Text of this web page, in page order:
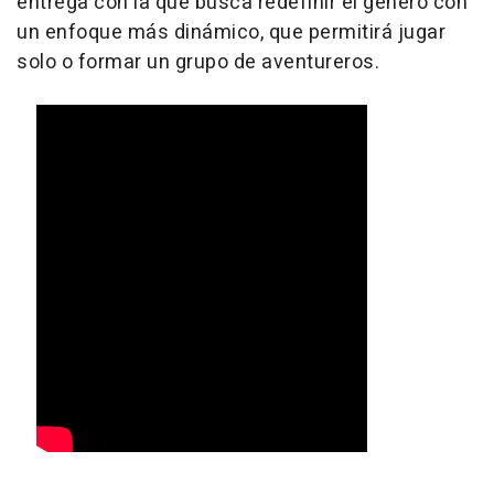
un enfoque más dinámico, que permitirá jugar
solo o formar un grupo de aventureros.